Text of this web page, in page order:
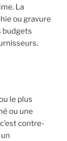
La
ou gravure
budgets
le plus
ou une
contre-